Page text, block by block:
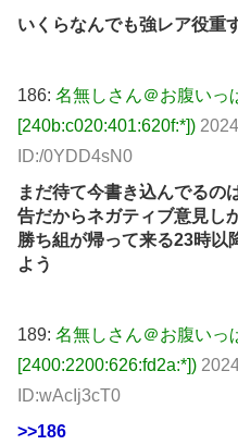
いくらなんでも強レア役重
186: 名無しさん＠お腹いっ
[240b:c020:401:620f:*])
ID:/0YDD4sN0
まだ待て今書き込んでるの
告だからネガティブ意見し
勝ち組が帰って来る23時以
よう
189: 名無しさん＠お腹いっ
[2400:2200:626:fd2a:*])
ID:wAcIj3cT0
>>186